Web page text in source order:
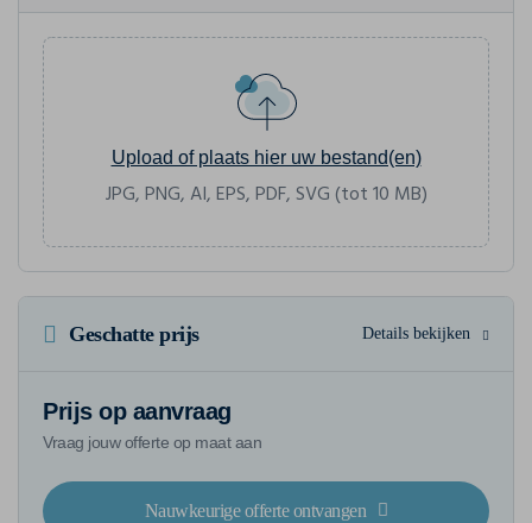
Upload of plaats hier uw bestand(en)
JPG, PNG, AI, EPS, PDF, SVG (tot 10 MB)
Geschatte prijs Details bekijken
Prijs op aanvraag
Vraag jouw offerte op maat aan
Nauwkeurige offerte ontvangen